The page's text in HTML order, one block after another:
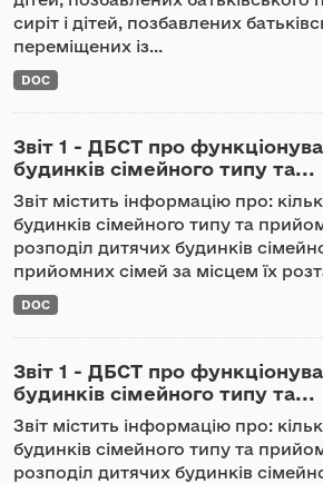
сиріт і дітей, позбавлених
переміщених із...
DOC
Звіт 1 - ДБСТ про
будинків сімейного типу та...
Звіт містить інформацію про:
будинків сімейного типу та
розподіл дитячих будинків
прийомних сімей за місцем їх
DOC
Звіт 1 - ДБСТ про
будинків сімейного типу та...
Звіт містить інформацію про:
будинків сімейного типу та
розподіл дитячих будинків